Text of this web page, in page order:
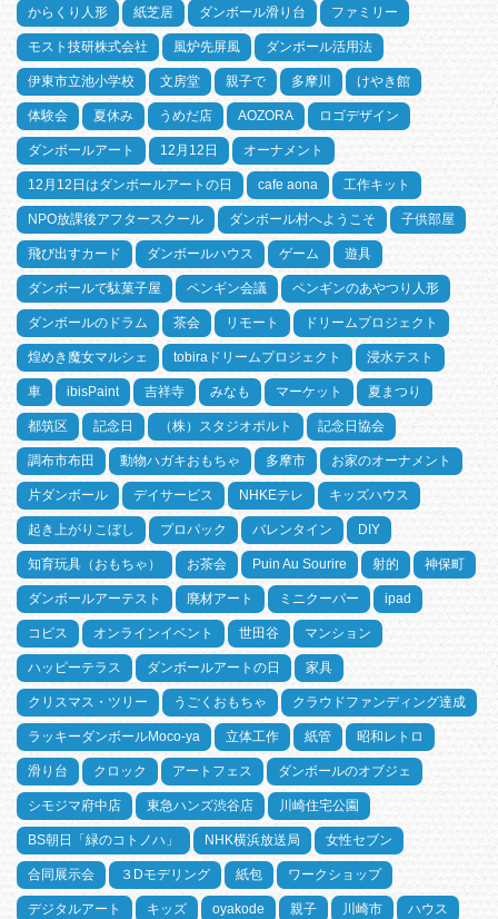
からくり人形 紙芝居 ダンボール滑り台 ファミリー
モスト技研株式会社 風炉先屏風 ダンボール活用法
伊東市立池小学校 文房堂 親子で 多摩川 けやき館
体験会 夏休み うめだ店 AOZORA ロゴデザイン
ダンボールアート 12月12日 オーナメント
12月12日はダンボールアートの日 cafe aona 工作キット
NPO放課後アフタースクール ダンボール村へようこそ 子供部屋
飛び出すカード ダンボールハウス ゲーム 遊具
ダンボールで駄菓子屋 ペンギン会議 ペンギンのあやつり人形
ダンボールのドラム 茶会 リモート ドリームプロジェクト
煌めき魔女マルシェ tobiraドリームプロジェクト 浸水テスト
車 ibisPaint 吉祥寺 みなも マーケット 夏まつり
都筑区 記念日 （株）スタジオポルト 記念日協会
調布市布田 動物ハガキおもちゃ 多摩市 お家のオーナメント
片ダンボール デイサービス NHKEテレ キッズハウス
起き上がりこぼし プロパック バレンタイン DIY
知育玩具（おもちゃ） お茶会 Puin Au Sourire 射的 神保町
ダンボールアーテスト 廃材アート ミニクーパー ipad
コピス オンラインイベント 世田谷 マンション
ハッピーテラス ダンボールアートの日 家具
クリスマス・ツリー うごくおもちゃ クラウドファンディング達成
ラッキーダンボールMoco-ya 立体工作 紙管 昭和レトロ
滑り台 クロック アートフェス ダンボールのオブジェ
シモジマ府中店 東急ハンズ渋谷店 川崎住宅公園
BS朝日「緑のコトノハ」 NHK横浜放送局 女性セブン
合同展示会 ３Dモデリング 紙包 ワークショップ
デジタルアート キッズ oyakode 親子 川崎市 ハウス